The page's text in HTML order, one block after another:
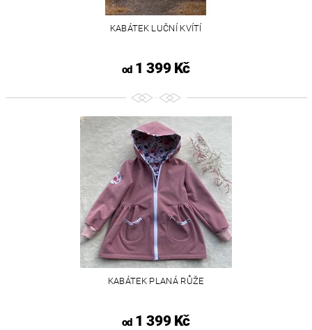
KABÁTEK LUČNÍ KVÍTÍ
od1 399 Kč
KABÁTEK PLANÁ RŮŽE
od1 399 Kč